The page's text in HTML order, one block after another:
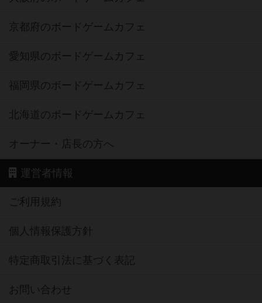
京都府のボードゲームカフェ
愛知県のボードゲームカフェ
福岡県のボードゲームカフェ
北海道のボードゲームカフェ
オーナー・店長の方へ
運営者情報
ご利用規約
個人情報保護方針
特定商取引法に基づく表記
お問い合わせ